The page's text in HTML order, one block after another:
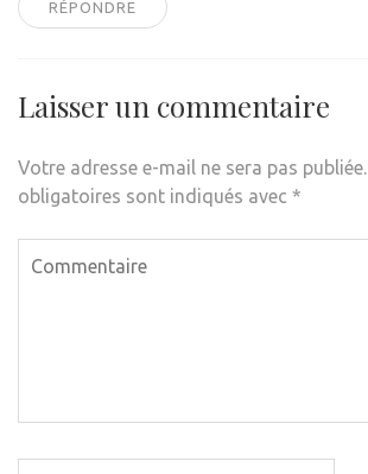
RÉPONDRE
Laisser un commentaire
Votre adresse e-mail ne sera pas publiée.
obligatoires sont indiqués avec *